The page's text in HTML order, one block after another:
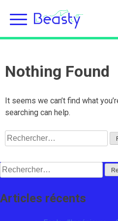
content
Nothing Found
It seems we can’t find what
searching can help.
Rechercher :
Rechercher :
Articles récents